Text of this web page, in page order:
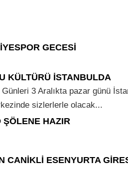
GECESİ
KÜLTÜRÜ İSTANBULDA
3 Aralıkta pazar günü
sizlerlerle olacak...
ŞÖLENE HAZIR
CANİKLİ ESENYURTA